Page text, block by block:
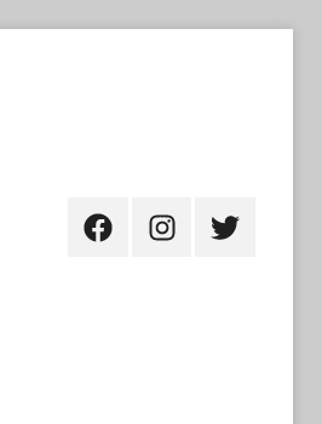
FacebookInstagramTwitter